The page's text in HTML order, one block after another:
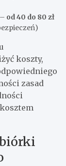
od 40 do 80 zł
koszty,
zasad